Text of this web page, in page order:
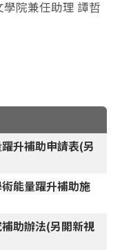
院兼任助理 譚哲
升補助申請表(另
能量躍升補助施
助辦法(另開新視